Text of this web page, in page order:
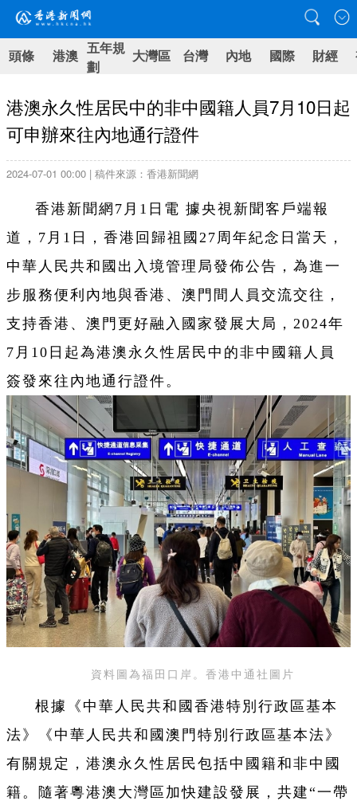
頭條 港澳 五年規
劃
大灣區 台灣 內地 國際 財經
港澳永久性居民中的非中國籍人員7月10日起
可申辦來往內地通行證件
2024-07-01 00:00 | 稿件來源：香港新聞網
香港新聞網7月1日電 據央視新聞客戶端報
道，7月1日，香港回歸祖國27周年紀念日當天，
中華人民共和國出入境管理局發佈公告，為進一
步服務便利內地與香港、澳門間人員交流交往，
支持香港、澳門更好融入國家發展大局，2024年
7月10日起為港澳永久性居民中的非中國籍人員
簽發來往內地通行證件。
資料圖為福田口岸。香港中通社圖片
根據《中華人民共和國香港特別行政區基本
法》《中華人民共和國澳門特別行政區基本法》
有關規定，港澳永久性居民包括中國籍和非中國
籍。隨著粵港澳大灣區加快建設發展，共建“一帶